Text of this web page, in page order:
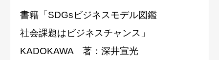
書籍「SDGsビジネスモデル図鑑
社会課題はビジネスチャンス」
KADOKAWA 著：深井宣光